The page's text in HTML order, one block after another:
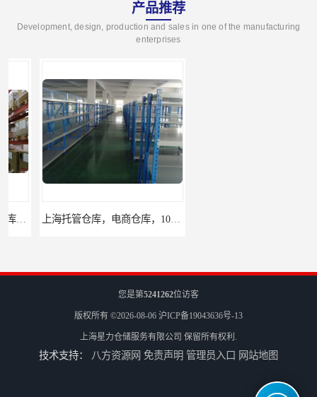
产品推荐
Development, design, production and sales in one of the manufacturing
enterprises
上海托管仓库，电商仓库，10平起租
您是第5241262位访客
版权所有 ©2026-08-06 沪ICP备19043636号-13
上海星力仓储服务有限公司 保留所有权利.
技术支持： 八方资源网 免责声明 管理员入口 网站地图